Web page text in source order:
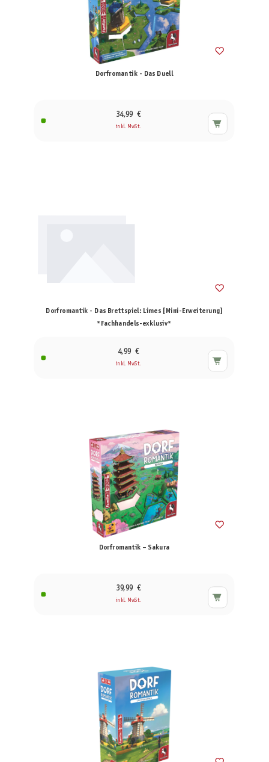
Dorfromantik - Das Duell
34,99 €
inkl. MwSt.
Dorfromantik - Das Brettspiel: Limes [Mini-Erweiterung]
*Fachhandels-exklusiv*
4,99 €
inkl. MwSt.
Dorfromantik – Sakura
39,99 €
inkl. MwSt.